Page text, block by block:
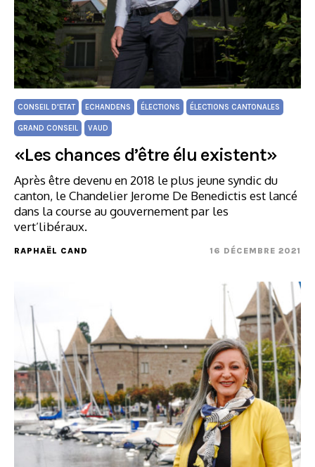
CONSEIL D'ETAT ECHANDENS ÉLECTIONS ÉLECTIONS CANTONALES
GRAND CONSEIL VAUD
«Les chances d’être élu existent»
Après être devenu en 2018 le plus jeune syndic du
canton, le Chandelier Jerome De Benedictis est lancé
dans la course au gouvernement par les
vert’libéraux.
RAPHAËL CAND 16 DÉCEMBRE 2021